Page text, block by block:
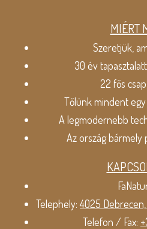
MIÉRT
Szeretjük,
30 év
22 fős
Tőlünk mindent
A legmodernebb
Az ország bármely
Telephely:4025
Telefon / Fax: